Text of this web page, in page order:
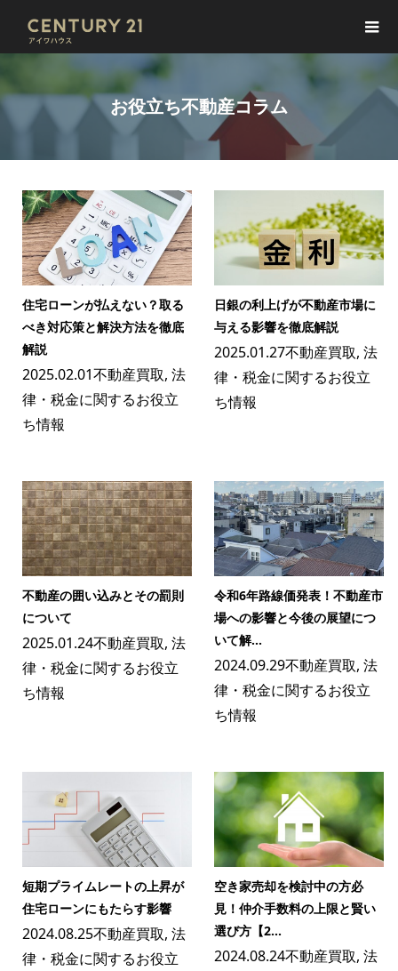
お役立ち不動産コラム
住宅ローンが払えない？取る
べき対応策と解決方法を徹底
解説
2025.02.01不動産買取, 法
律・税金に関するお役立
ち情報
日銀の利上げが不動産市場に
与える影響を徹底解説
2025.01.27不動産買取,法
律・税金に関するお役立
ち情報
不動産の囲い込みとその罰則
について
2025.01.24不動産買取, 法
律・税金に関するお役立
ち情報
令和6年路線価発表！不動産市
場への影響と今後の展望につ
いて解...
2024.09.29不動産買取,法
律・税金に関するお役立
ち情報
短期プライムレートの上昇が
住宅ローンにもたらす影響
2024.08.25不動産買取, 法
律・税金に関するお役立
空き家売却を検討中の方必
見！仲介手数料の上限と賢い
選び方【2...
2024.08.24不動産買取,法